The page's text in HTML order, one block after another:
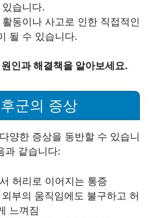
습니다.
동이나 사고로 인한 직접적인
될 수 있습니다.
인과 해결책을 알아보세요.
군의 증상
양한 증상을 동반할 수 있습니
과 같습니다:
허리로 이어지는 통증
부의 움직임에도 불구하고 허
느껴짐